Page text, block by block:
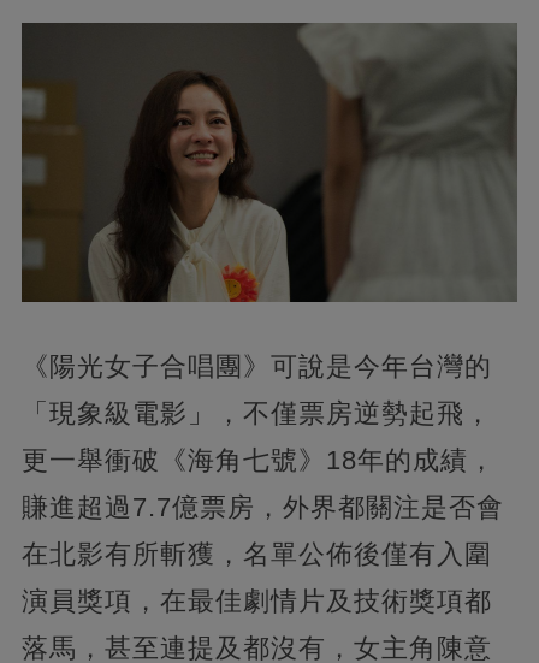
《陽光女子合唱團》可說是今年台灣的
「現象級電影」，不僅票房逆勢起飛，
更一舉衝破《海角七號》18年的成績，
賺進超過7.7億票房，外界都關注是否會
在北影有所斬獲，名單公佈後僅有入圍
演員獎項，在最佳劇情片及技術獎項都
落馬，甚至連提及都沒有，女主角陳意